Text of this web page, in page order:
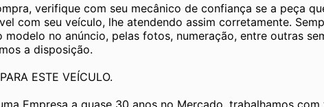
verifique com seu mecânico de confiança se a peça
com seu veículo, lhe atendendo assim corretamente.
no anúncio, pelas fotos, numeração, entre outras
a disposição.
ESTE VEÍCULO.
Empresa a quase 30 anos no Mercado, trabalhamos